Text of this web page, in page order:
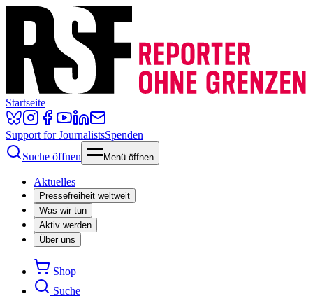
Startseite
Support for JournalistsSpenden
Suche öffnen
Menü öffnen
Aktuelles
Pressefreiheit weltweit
Was wir tun
Aktiv werden
Über uns
Shop
Suche